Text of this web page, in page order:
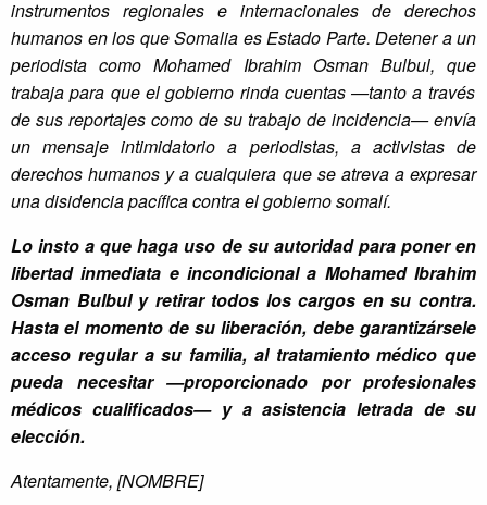
instrumentos regionales e internacionales de derechos
humanos en los que Somalia es Estado Parte. Detener a un
periodista como Mohamed Ibrahim Osman Bulbul, que
trabaja para que el gobierno rinda cuentas —tanto a través
de sus reportajes como de su trabajo de incidencia— envía
un mensaje intimidatorio a periodistas, a activistas de
derechos humanos y a cualquiera que se atreva a expresar
una disidencia pacífica contra el gobierno somalí.
Lo insto a que haga uso de su autoridad para poner en
libertad inmediata e incondicional a Mohamed Ibrahim
Osman Bulbul y retirar todos los cargos en su contra.
Hasta el momento de su liberación, debe garantizársele
acceso regular a su familia, al tratamiento médico que
pueda necesitar —proporcionado por profesionales
médicos cualificados— y a asistencia letrada de su
elección.
Atentamente, [NOMBRE]